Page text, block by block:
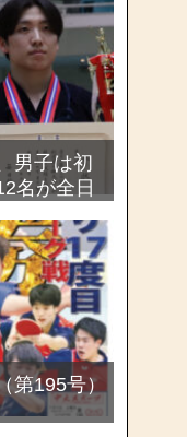
男子は初
名が全日
学生剣道
195号）